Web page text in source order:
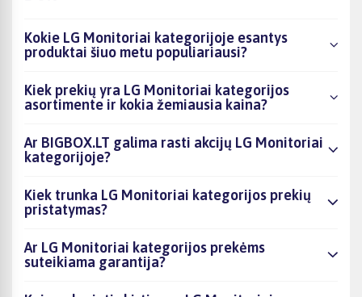
Kokie LG Monitoriai kategorijoje esantys
produktai šiuo metu populiariausi?
Kiek prekių yra LG Monitoriai kategorijos
asortimente ir kokia žemiausia kaina?
Ar BIGBOX.LT galima rasti akcijų LG Monitoriai
kategorijoje?
Kiek trunka LG Monitoriai kategorijos prekių
pristatymas?
Ar LG Monitoriai kategorijos prekėms
suteikiama garantija?